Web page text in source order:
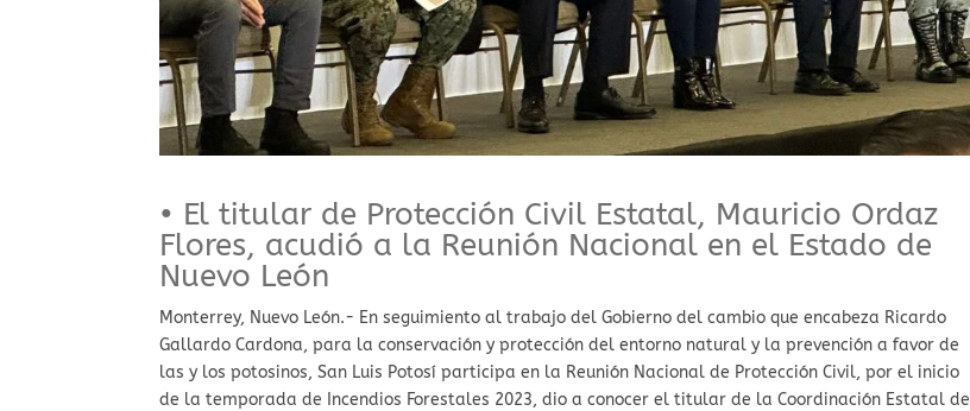
• El titular de Protección Civil Estatal, Mauricio Ordaz
Flores, acudió a la Reunión Nacional en el Estado de
Nuevo León
Monterrey, Nuevo León.- En seguimiento al trabajo del Gobierno del cambio que encabeza Ricardo
Gallardo Cardona, para la conservación y protección del entorno natural y la prevención a favor de
las y los potosinos, San Luis Potosí participa en la Reunión Nacional de Protección Civil, por el inicio
de la temporada de Incendios Forestales 2023, dio a conocer el titular de la Coordinación Estatal de